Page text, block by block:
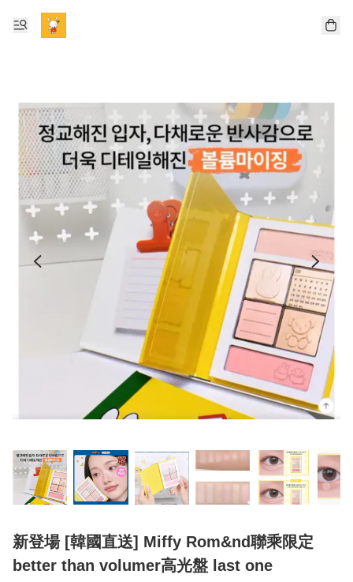
新登場 [韓國直送] Miffy Rom&nd聯乘限定
better than volumer高光盤 last one